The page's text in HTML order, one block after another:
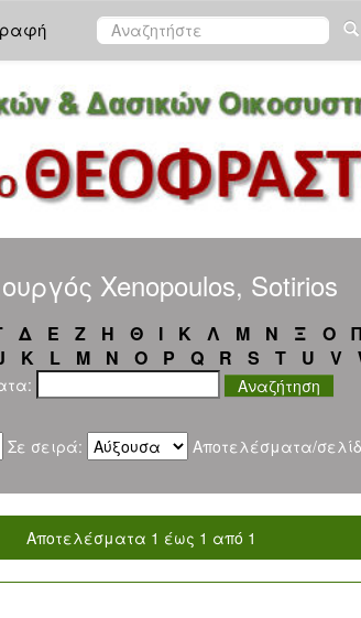
Xenopoulos, Sotirios
Δ Ε Ζ Η Θ Ι Κ Λ Μ Ν Ξ Ο Π
K L M N O P Q R S T U V
Σε σειρά: Αποτελέσματα/
Αποτελέσματα 1 έως 1 από 1